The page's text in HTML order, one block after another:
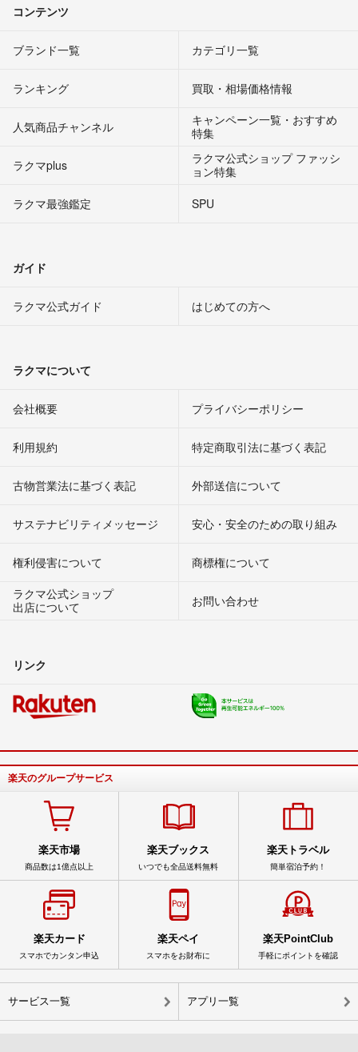
コンテンツ
ブランド一覧 カテゴリ一覧
ランキング 買取・相場価格情報
人気商品チャンネル
キャンペーン一覧・おすすめ
特集
ラクマplus
ラクマ公式ショップ ファッシ
ョン特集
ラクマ最強鑑定
SPU
ガイド
ラクマ公式ガイド はじめての方へ
ラクマについて
会社概要 プライバシーポリシー
利用規約 特定商取引法に基づく表記
古物営業法に基づく表記 外部送信について
サステナビリティメッセージ 安心・安全のための取り組み
権利侵害について
商標権について
ラクマ公式ショップ
出店について
お問い合わせ
リンク
楽天のグループサービス
楽天市場
商品数は1億点以上
楽天ブックス
いつでも全品送料無料
楽天トラベル
簡単宿泊予約！
楽天カード
スマホでカンタン申込
楽天ペイ
スマホをお財布に
楽天PointClub
手軽にポイントを確認
サービス一覧 アプリ一覧